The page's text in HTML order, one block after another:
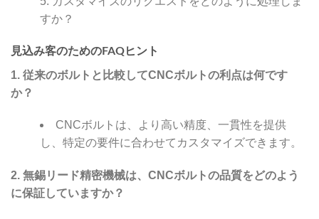
すか？
見込み客のためのFAQヒント
1. 従来のボルトと比較してCNCボルトの利点は何です
か？
CNCボルトは、より高い精度、一貫性を提供
し、特定の要件に合わせてカスタマイズできます。
2. 無錫リード精密機械は、CNCボルトの品質をどのよう
に保証していますか？